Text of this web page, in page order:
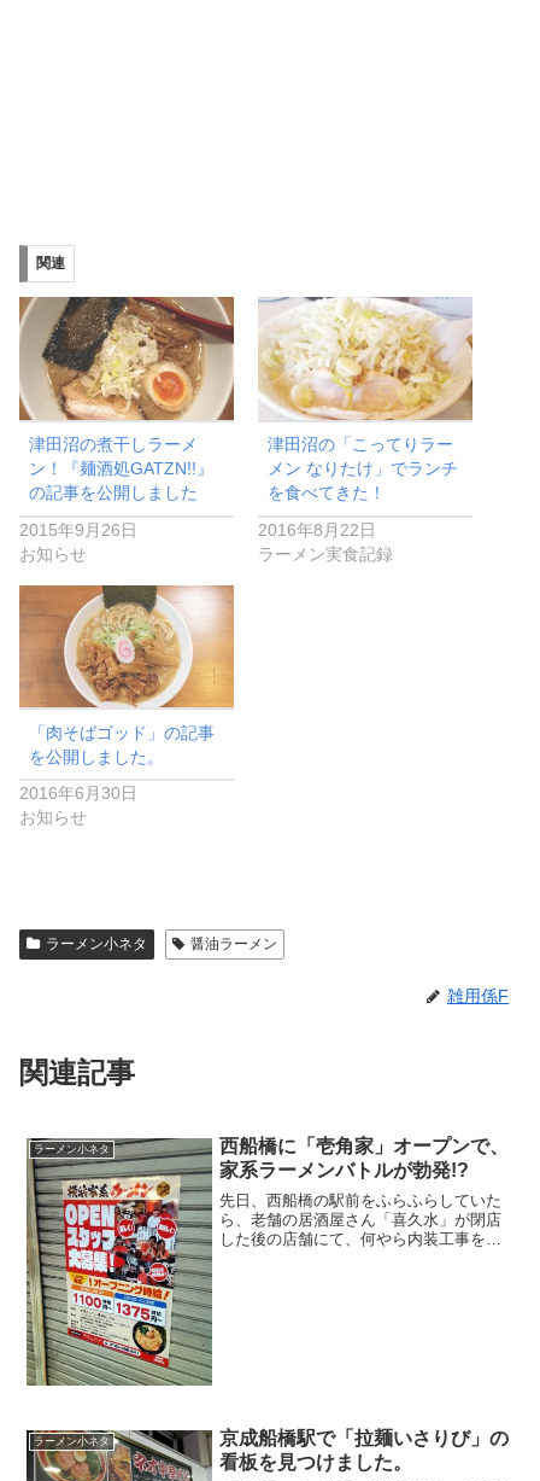
関連
津田沼の煮干しラーメ
ン！『麺酒処GATZN!!』
の記事を公開しました
2015年9月26日
お知らせ
津田沼の「こってりラー
メン なりたけ」でランチ
を食べてきた！
2016年8月22日
ラーメン実食記録
「肉そばゴッド」の記事
を公開しました。
2016年6月30日
お知らせ
ラーメン小ネタ 醤油ラーメン
雑用係F
関連記事
ラーメン小ネタ
西船橋に「壱角家」オープンで、
家系ラーメンバトルが勃発!?
先日、西船橋の駅前をふらふらしていた
ら、老舗の居酒屋さん「喜久水」が閉店
した後の店舗にて、何やら内装工事をし
ラーメン小ネタ
京成船橋駅で「拉麺いさりび」の
看板を見つけました。